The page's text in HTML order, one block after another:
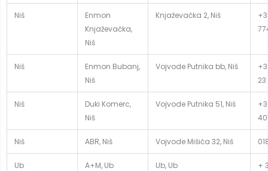
Niš
Enmon
Knjaževačka,
Niš
Knjaževačka 2, Niš
Niš
Enmon Bubanj,
Niš
Vojvode Putnika bb, Niš
Niš
Duki Komerc,
Niš
Vojvode Putnika 51, Niš
Niš ABR, Niš Vojvode Mišića 32, Niš
Ub A+M, Ub Ub, Ub
+